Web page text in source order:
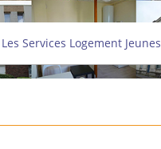
Les Services Logement Jeunes